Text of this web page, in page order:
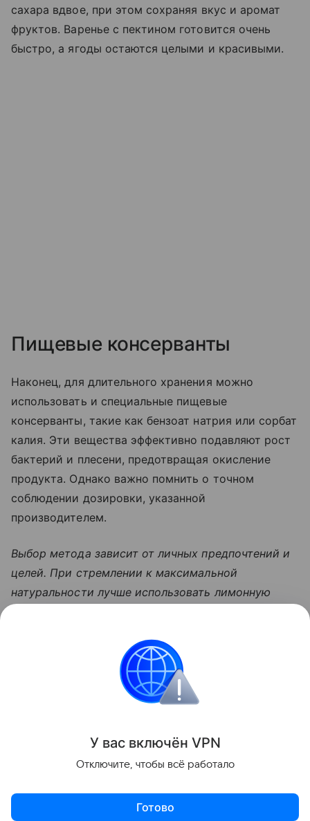
сахара вдвое, при этом сохраняя вкус и аромат
фруктов. Варенье с пектином готовится очень
быстро, а ягоды остаются целыми и красивыми.
Пищевые консерванты
Наконец, для длительного хранения можно
использовать и специальные пищевые
консерванты, такие как бензоат натрия или сорбат
калия. Эти вещества эффективно подавляют рост
бактерий и плесени, предотвращая окисление
продукта. Однако важно помнить о точном
соблюдении дозировки, указанной
производителем.
Выбор метода зависит от личных предпочтений и
целей. При стремлении к максимальной
натуральности лучше использовать лимонную
прибегнуть к помощи специальных консервантов,
строго следуя инструкции по применению.
У вас включён VPN
Отключите, чтобы всё работало
Готово